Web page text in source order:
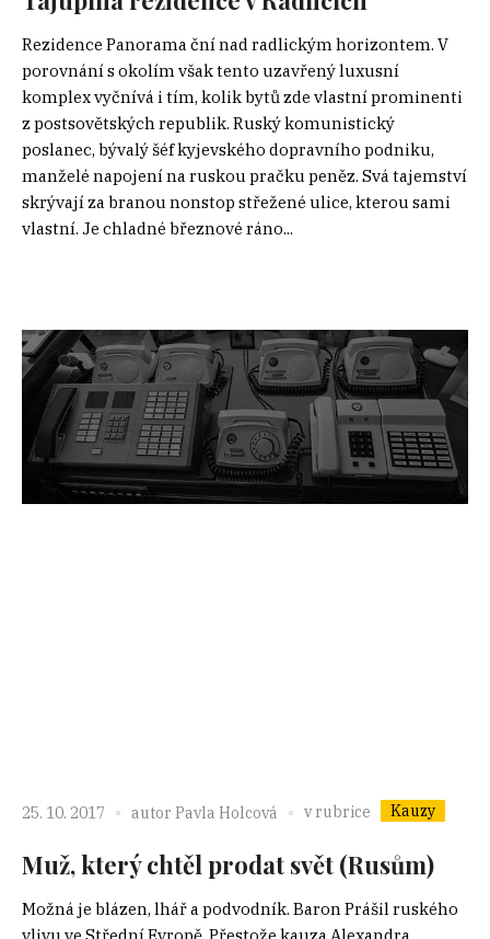
Rezidence Panorama ční nad radlickým horizontem. V
porovnání s okolím však tento uzavřený luxusní
komplex vyčnívá i tím, kolik bytů zde vlastní prominenti
z postsovětských republik. Ruský komunistický
poslanec, bývalý šéf kyjevského dopravního podniku,
manželé napojení na ruskou pračku peněz. Svá tajemství
skrývají za branou nonstop střežené ulice, kterou sami
vlastní. Je chladné březnové ráno...
25. 10. 2017 autor Pavla Holcová v rubrice Kauzy
Muž, který chtěl prodat svět (Rusům)
Možná je blázen, lhář a podvodník. Baron Prášil ruského
vlivu ve Střední Evropě. Přestože kauza Alexandra